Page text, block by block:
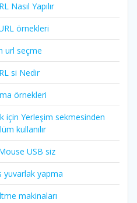
Nasıl Yapılır
örnekleri
url seçme
si Nedir
örnekleri
için Yerleşim sekmesinden
kullanılır
USB siz
yuvarlak yapma
makinaları